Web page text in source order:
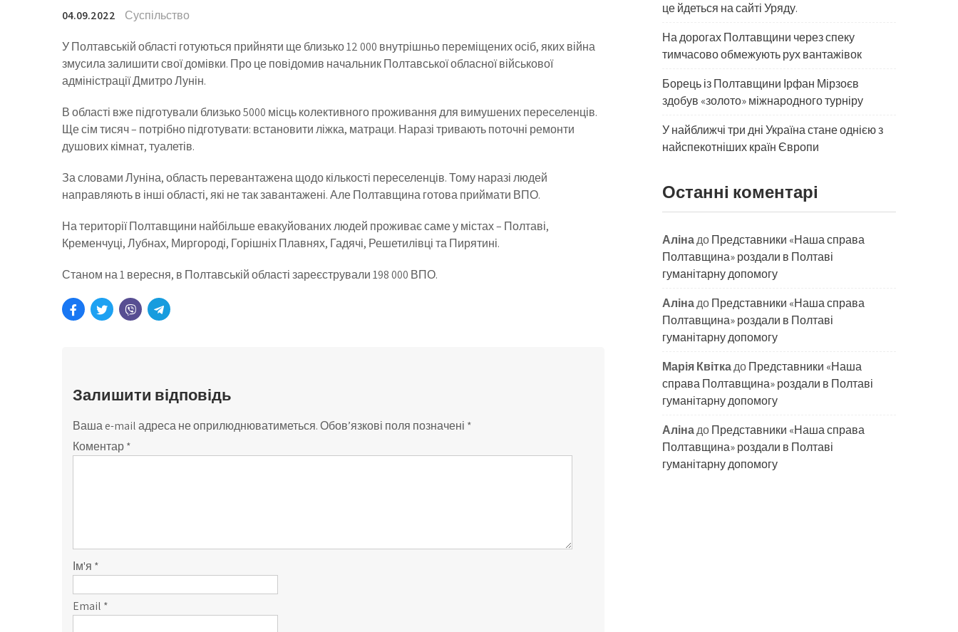
04.09.2022 Суспільство
У Полтавській області готуються прийняти ще близько 12 000 внутрішньо переміщених осіб, яких війна
змусила залишити свої домівки. Про це повідомив начальник Полтавської обласної військової
адміністрації Дмитро Лунін.
В області вже підготували близько 5000 місць колективного проживання для вимушених переселенців.
Ще сім тисяч – потрібно підготувати: встановити ліжка, матраци. Наразі тривають поточні ремонти
душових кімнат, туалетів.
За словами Луніна, область перевантажена щодо кількості переселенців. Тому наразі людей
направляють в інші області, які не так завантажені. Але Полтавщина готова приймати ВПО.
На території Полтавщини найбільше евакуйованих людей проживає саме у містах – Полтаві,
Кременчуці, Лубнах, Миргороді, Горішніх Плавнях, Гадячі, Решетилівці та Пирятині.
Станом на 1 вересня, в Полтавській області зареєстрували 198 000 ВПО.
Залишити відповідь
Ваша e-mail адреса не оприлюднюватиметься.Обов’язкові поля позначені *
Коментар*
Ім'я *
Email *
це йдеться на сайті Уряду.
На дорогах Полтавщини через спеку
тимчасово обмежують рух вантажівок
Борець із Полтавщини Ірфан Мірзоєв
здобув «золото» міжнародного турніру
​У найближчі три дні Україна стане однією з
найспекотніших країн Європи
Останні коментарі
АлінадоПредставники «Наша справа
Полтавщина» роздали в Полтаві
гуманітарну допомогу
АлінадоПредставники «Наша справа
Полтавщина» роздали в Полтаві
гуманітарну допомогу
Марія КвіткадоПредставники «Наша
справа Полтавщина» роздали в Полтаві
гуманітарну допомогу
АлінадоПредставники «Наша справа
Полтавщина» роздали в Полтаві
гуманітарну допомогу